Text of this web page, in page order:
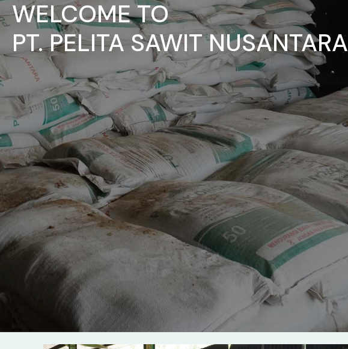
WELCOME TO
PT. PELITA SAWIT NUSANTARA